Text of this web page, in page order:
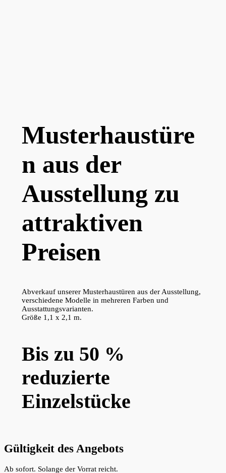
Musterhaustüre
n aus der
Ausstellung zu
attraktiven
Preisen
Abverkauf unserer Musterhaustüren aus der Ausstellung,
verschiedene Modelle in mehreren Farben und
Ausstattungsvarianten.
Größe 1,1 x 2,1 m.
Bis zu 50 %
reduzierte
Einzelstücke
Gültigkeit des Angebots
Ab sofort. Solange der Vorrat reicht.